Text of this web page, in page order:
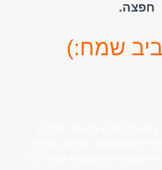
חפצה.
שמח:)